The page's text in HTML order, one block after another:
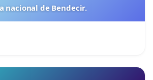
nacional de Bendecir.